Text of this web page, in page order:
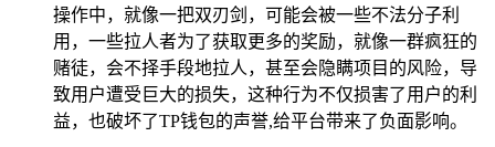
操作中，就像一把双刃剑，可能会被一些不法分子利
用，一些拉人者为了获取更多的奖励，就像一群疯狂的
赌徒，会不择手段地拉人，甚至会隐瞒项目的风险，导
致用户遭受巨大的损失，这种行为不仅损害了用户的利
益，也破坏了TP钱包的声誉,给平台带来了负面影响。